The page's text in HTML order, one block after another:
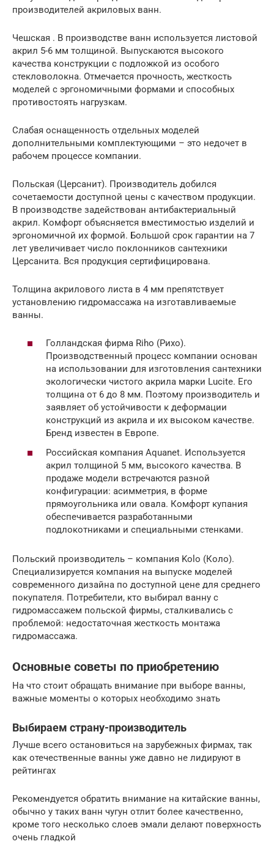
производителей акриловых ванн.
Чешская . В производстве ванн используется листовой
акрил 5-6 мм толщиной. Выпускаются высокого
качества конструкции с подложкой из особого
стекловолокна. Отмечается прочность, жесткость
моделей с эргономичными формами и способных
противостоять нагрузкам.
Слабая оснащенность отдельных моделей
дополнительными комплектующими – это недочет в
рабочем процессе компании.
Польская (Церсанит). Производитель добился
сочетаемости доступной цены с качеством продукции.
В производстве задействован антибактериальный
акрил. Комфорт объясняется вместимостью изделий и
эргономичной их формой. Большой срок гарантии на 7
лет увеличивает число поклонников сантехники
Церсанита. Вся продукция сертифицирована.
Толщина акрилового листа в 4 мм препятствует
установлению гидромассажа на изготавливаемые
ванны.
Голландская фирма Riho (Рихо).
Производственный процесс компании основан
на использовании для изготовления сантехники
экологически чистого акрила марки Lucite. Его
толщина от 6 до 8 мм. Поэтому производитель и
заявляет об устойчивости к деформации
конструкций из акрила и их высоком качестве.
Бренд известен в Европе.
Российская компания Aquanet. Используется
акрил толщиной 5 мм, высокого качества. В
продаже модели встречаются разной
конфигурации: асимметрия, в форме
прямоугольника или овала. Комфорт купания
обеспечивается разработанными
подлокотниками и специальными стенками.
Польский производитель – компания Kolo (Коло).
Специализируется компания на выпуске моделей
современного дизайна по доступной цене для среднего
покупателя. Потребители, кто выбирал ванну с
гидромассажем польской фирмы, сталкивались с
проблемой: недостаточная жесткость монтажа
гидромассажа.
Основные советы по приобретению
На что стоит обращать внимание при выборе ванны,
важные моменты о которых необходимо знать
Выбираем страну-производитель
Лучше всего остановиться на зарубежных фирмах, так
как отечественные ванны уже давно не лидируют в
рейтингах
Рекомендуется обратить внимание на китайские ванны,
обычно у таких ванн чугун отлит более качественно,
кроме того несколько слоев эмали делают поверхность
очень гладкой